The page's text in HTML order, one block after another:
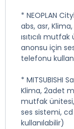
* NEOPLAN
abs, asr,
ısıtıcılı
anonsu için
telefonu
* MITSUBISHI
Klima, 2adet
mutfak
ses sistemi,
kullanılabilir)